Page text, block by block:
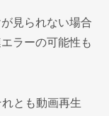
見られない場合
ラーの可能性も
とも動画再生